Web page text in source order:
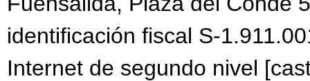
identificación fiscal S-
Internet de segundo nivel